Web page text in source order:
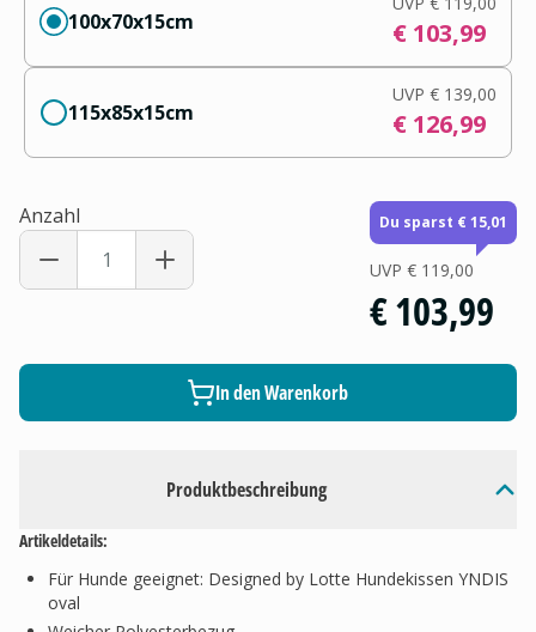
Produktbeschreibung
Artikeldetails:
Für Hunde geeignet: Designed by Lotte Hundekissen YNDIS
oval
100x70x15cm € 103,99
115x85x15cm
UVP € 139,00
€ 126,99
Anzahl Du sparst € 15,01
UVP € 119,00
€ 103,99
In den Warenkorb